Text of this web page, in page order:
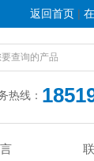
返回首页 |
热线：